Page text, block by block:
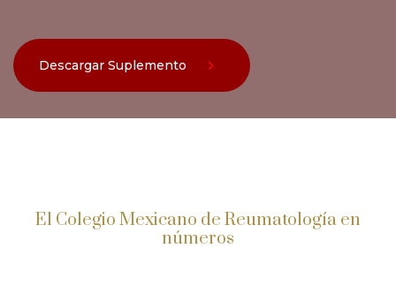
Descargar Suplemento
El Colegio Mexicano de Reumatología en
números